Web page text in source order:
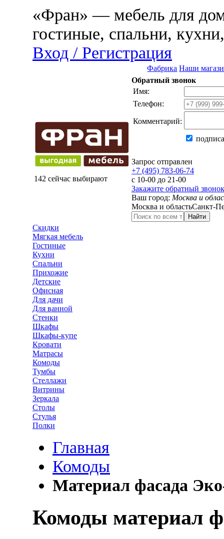
«Фран» — мебель для
гостиные, спальни,
Вход / Регистрация
Фабрика Наши
142 сейчас выбирают
Обратный звонок
Имя:
Телефон:
Комментарий:
Запрос отправлен
+7 (495) 783-06-74
с 10-00 до 21-00
Закажите обратный звонок
Ваш город: Москва и
Москва и областьСанкт-
Найти
Скидки
Мягкая мебель
Гостиные
Кухни
Спальни
Прихожие
Детские
Офисная
Для дачи
Для ванной
Стенки
Шкафы
Шкафы-купе
Кровати
Матрасы
Комоды
Тумбы
Стеллажи
Витрины
Зеркала
Столы
Стулья
Полки
Главная
Комоды
Материал фасада
Комоды материал